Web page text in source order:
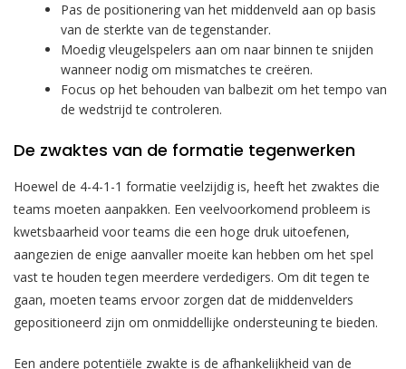
Pas de positionering van het middenveld aan op basis
van de sterkte van de tegenstander.
Moedig vleugelspelers aan om naar binnen te snijden
wanneer nodig om mismatches te creëren.
Focus op het behouden van balbezit om het tempo van
de wedstrijd te controleren.
De zwaktes van de formatie tegenwerken
Hoewel de 4-4-1-1 formatie veelzijdig is, heeft het zwaktes die
teams moeten aanpakken. Een veelvoorkomend probleem is
kwetsbaarheid voor teams die een hoge druk uitoefenen,
aangezien de enige aanvaller moeite kan hebben om het spel
vast te houden tegen meerdere verdedigers. Om dit tegen te
gaan, moeten teams ervoor zorgen dat de middenvelders
gepositioneerd zijn om onmiddellijke ondersteuning te bieden.
Een andere potentiële zwakte is de afhankelijkheid van de